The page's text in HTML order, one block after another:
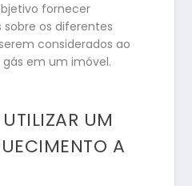
fornecer
os diferentes
considerados ao
em um imóvel.
UM
A